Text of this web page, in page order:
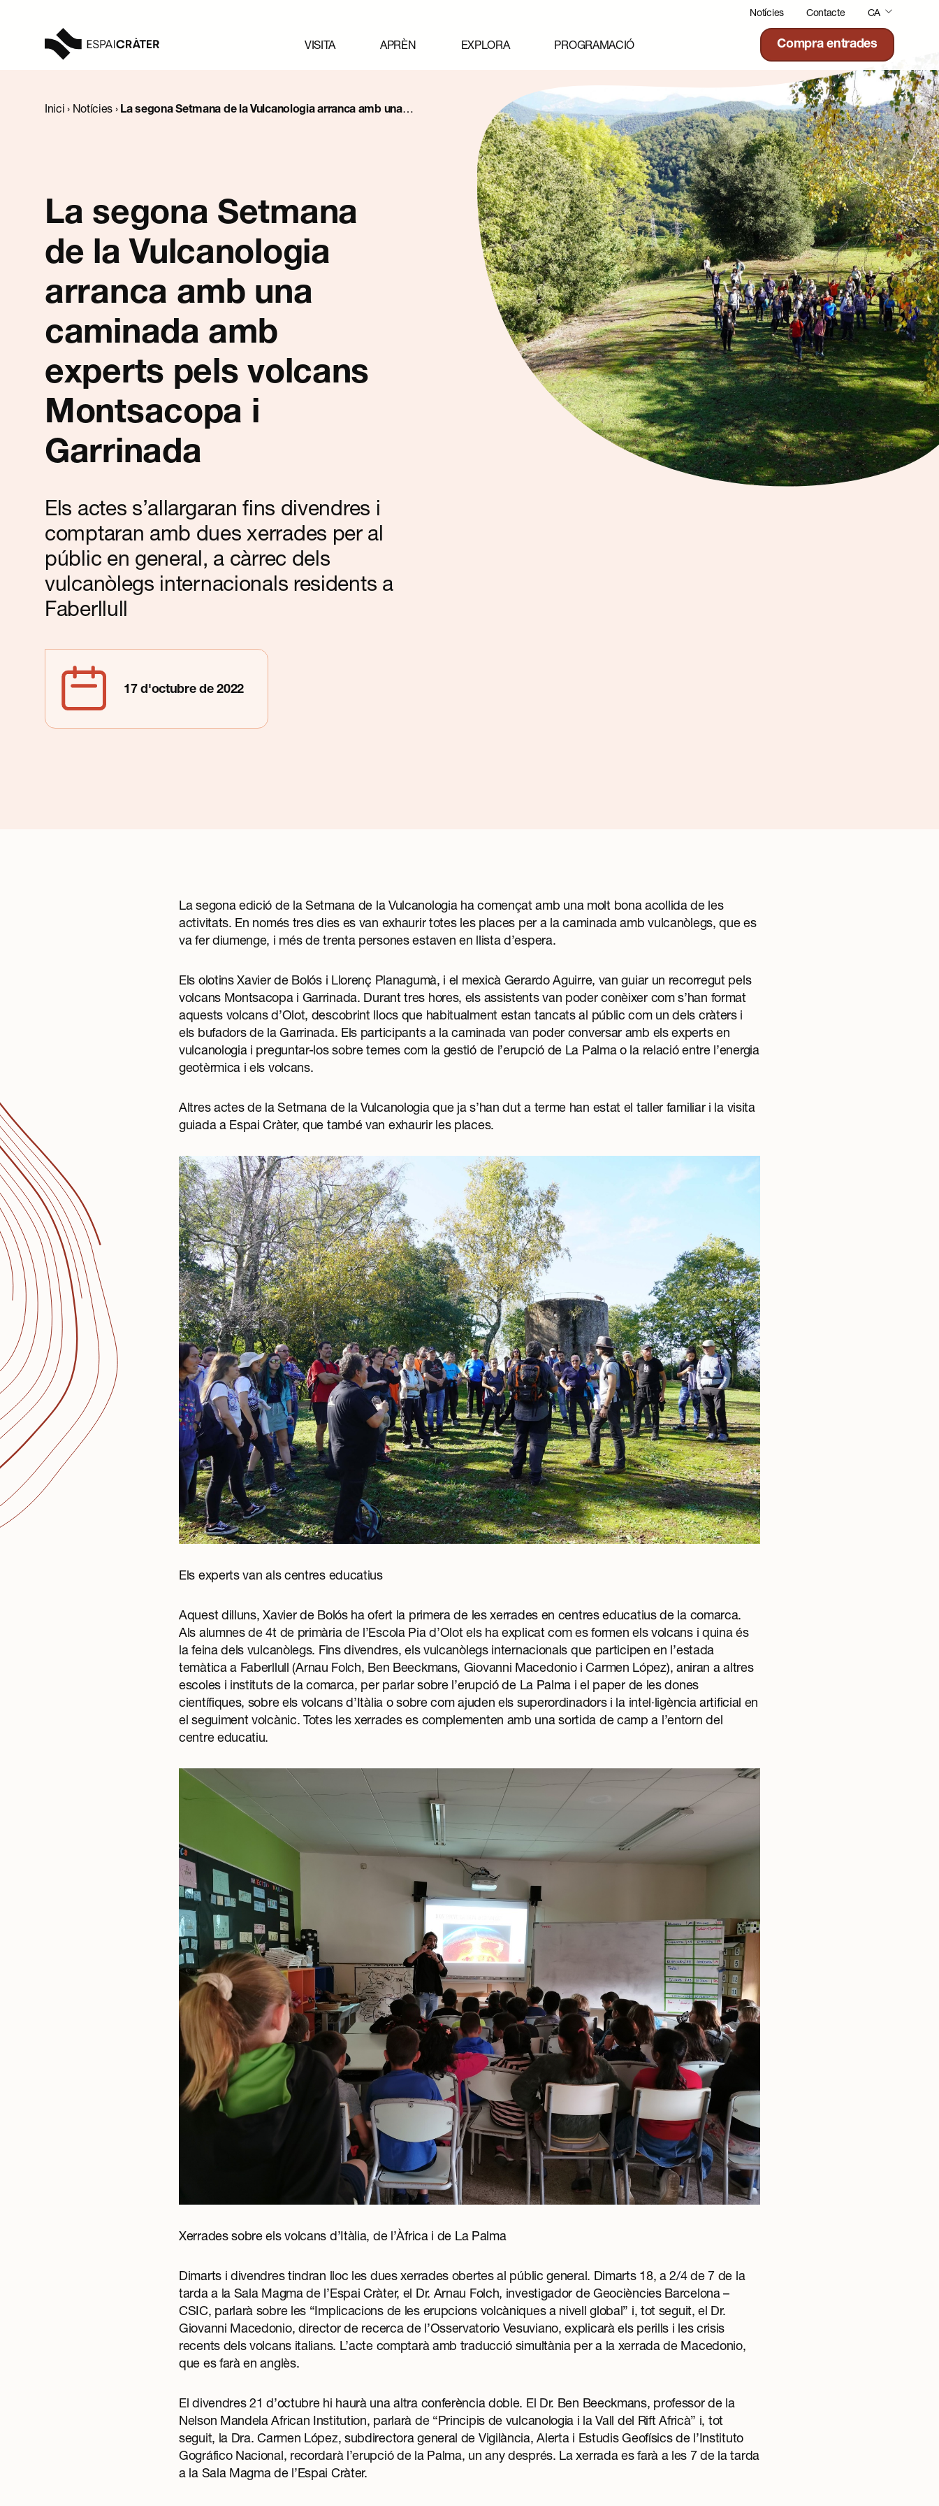
Notícies Contacte CA
VISITA APRÈN EXPLORA PROGRAMACIÓ Compra entrades
Visita
Programació
Inici › Notícies › La segona Setmana de la Vulcanologia arranca amb una
La segona Setmana
de la Vulcanologia
arranca amb una
caminada amb
experts pels volcans
Montsacopa i
Garrinada
Els actes s’allargaran fins divendres i
comptaran amb dues xerrades per al
públic en general, a càrrec dels
vulcanòlegs internacionals residents a
Faberllull
17 d'octubre de 2022
La segona edició de la Setmana de la Vulcanologia ha començat amb una molt bona acollida de les
activitats. En només tres dies es van exhaurir totes les places per a la caminada amb vulcanòlegs, que es
va fer diumenge, i més de trenta persones estaven en llista d’espera.
Els olotins Xavier de Bolós i Llorenç Planagumà, i el mexicà Gerardo Aguirre, van guiar un recorregut pels
volcans Montsacopa i Garrinada. Durant tres hores, els assistents van poder conèixer com s’han format
aquests volcans d’Olot, descobrint llocs que habitualment estan tancats al públic com un dels cràters i
els bufadors de la Garrinada. Els participants a la caminada van poder conversar amb els experts en
vulcanologia i preguntar-los sobre temes com la gestió de l’erupció de La Palma o la relació entre l’energia
geotèrmica i els volcans.
Altres actes de la Setmana de la Vulcanologia que ja s’han dut a terme han estat el taller familiar i la visita
guiada a Espai Cràter, que també van exhaurir les places.
Els experts van als centres educatius
Aquest dilluns, Xavier de Bolós ha ofert la primera de les xerrades en centres educatius de la comarca.
Als alumnes de 4t de primària de l’Escola Pia d’Olot els ha explicat com es formen els volcans i quina és
la feina dels vulcanòlegs. Fins divendres, els vulcanòlegs internacionals que participen en l’estada
temàtica a Faberllull (Arnau Folch, Ben Beeckmans, Giovanni Macedonio i Carmen López), aniran a altres
escoles i instituts de la comarca, per parlar sobre l’erupció de La Palma i el paper de les dones
científiques, sobre els volcans d’Itàlia o sobre com ajuden els superordinadors i la intel·ligència artificial en
el seguiment volcànic. Totes les xerrades es complementen amb una sortida de camp a l’entorn del
centre educatiu.
Xerrades sobre els volcans d’Itàlia, de l’Àfrica i de La Palma
Dimarts i divendres tindran lloc les dues xerrades obertes al públic general. Dimarts 18, a 2/4 de 7 de la
tarda a la Sala Magma de l’Espai Cràter, el Dr. Arnau Folch, investigador de Geociències Barcelona –
CSIC, parlarà sobre les “Implicacions de les erupcions volcàniques a nivell global” i, tot seguit, el Dr.
Giovanni Macedonio, director de recerca de l’Osservatorio Vesuviano, explicarà els perills i les crisis
recents dels volcans italians. L’acte comptarà amb traducció simultània per a la xerrada de Macedonio,
que es farà en anglès.
El divendres 21 d’octubre hi haurà una altra conferència doble. El Dr. Ben Beeckmans, professor de la
Nelson Mandela African Institution, parlarà de “Principis de vulcanologia i la Vall del Rift Africà” i, tot
seguit, la Dra. Carmen López, subdirectora general de Vigilància, Alerta i Estudis Geofísics de l’Instituto
Gográfico Nacional, recordarà l’erupció de la Palma, un any després. La xerrada es farà a les 7 de la tarda
a la Sala Magma de l’Espai Cràter.